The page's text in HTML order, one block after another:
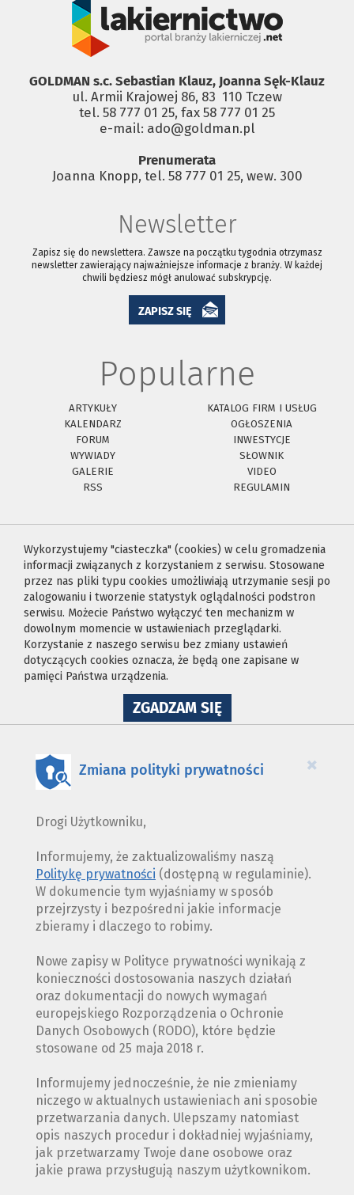
GOLDMAN s.c. Sebastian Klauz, Joanna Sęk-Klauz
ul. Armii Krajowej 86, 83 ­ 110 Tczew
tel. 58 777 01 25, fax 58 777 01 25
e-mail: ado@goldman.pl
Prenumerata
Joanna Knopp, tel. 58 777 01 25, wew. 300
Newsletter
Zapisz się do newslettera. Zawsze na początku tygodnia otrzymasz
newsletter zawierający najważniejsze informacje z branży. W każdej
chwili będziesz mógł anulować subskrypcję.
ZAPISZ SIĘ
Popularne
ARTYKUŁY
KATALOG FIRM I USŁUG
KALENDARZ
OGŁOSZENIA
FORUM
INWESTYCJE
WYWIADY
SŁOWNIK
GALERIE
VIDEO
RSS
REGULAMIN
Wykorzystujemy "ciasteczka" (cookies) w celu gromadzenia
informacji związanych z korzystaniem z serwisu. Stosowane
przez nas pliki typu cookies umożliwiają utrzymanie sesji po
zalogowaniu i tworzenie statystyk oglądalności podstron
serwisu. Możecie Państwo wyłączyć ten mechanizm w
dowolnym momencie w ustawieniach przeglądarki.
Korzystanie z naszego serwisu bez zmiany ustawień
dotyczących cookies oznacza, że będą one zapisane w
pamięci Państwa urządzenia.
ZGADZAM SIĘNA
WYKORZYSTANIE
×
Zmiana polityki prywatności
Drogi Użytkowniku,
Informujemy, że zaktualizowaliśmy naszą
Politykę prywatności (dostępną w regulaminie).
W dokumencie tym wyjaśniamy w sposób
przejrzysty i bezpośredni jakie informacje
zbieramy i dlaczego to robimy.
Nowe zapisy w Polityce prywatności wynikają z
konieczności dostosowania naszych działań
oraz dokumentacji do nowych wymagań
europejskiego Rozporządzenia o Ochronie
Danych Osobowych (RODO), które będzie
stosowane od 25 maja 2018 r.
Informujemy jednocześnie, że nie zmieniamy
niczego w aktualnych ustawieniach ani sposobie
przetwarzania danych. Ulepszamy natomiast
opis naszych procedur i dokładniej wyjaśniamy,
jak przetwarzamy Twoje dane osobowe oraz
jakie prawa przysługują naszym użytkownikom.